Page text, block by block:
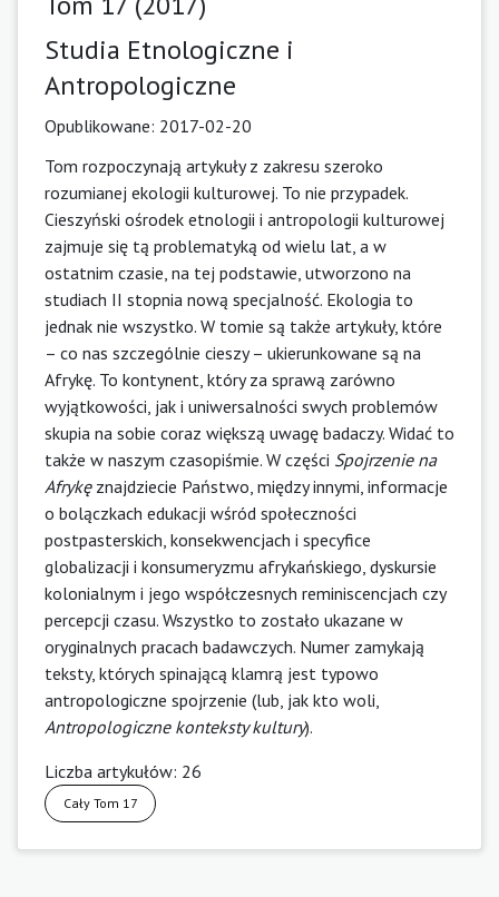
Studia Etnologiczne i
Antropologiczne
Opublikowane: 2017-02-20
Tom rozpoczynają artykuły z zakresu szeroko
rozumianej ekologii kulturowej. To nie przypadek.
Cieszyński ośrodek etnologii i antropologii kulturowej
zajmuje się tą problematyką od wielu lat, a w
ostatnim czasie, na tej podstawie, utworzono na
studiach II stopnia nową specjalność. Ekologia to
jednak nie wszystko. W tomie są także artykuły, które
– co nas szczególnie cieszy – ukierunkowane są na
Afrykę. To kontynent, który za sprawą zarówno
wyjątkowości, jak i uniwersalności swych problemów
skupia na sobie coraz większą uwagę badaczy. Widać to
także w naszym czasopiśmie. W części Spojrzenie na
Afrykę znajdziecie Państwo, między innymi, informacje
o bolączkach edukacji wśród społeczności
postpasterskich, konsekwencjach i specyfice
globalizacji i konsumeryzmu afrykańskiego, dyskursie
kolonialnym i jego współczesnych reminiscencjach czy
percepcji czasu. Wszystko to zostało ukazane w
oryginalnych pracach badawczych. Numer zamykają
teksty, których spinającą klamrą jest typowo
antropologiczne spojrzenie (lub, jak kto woli,
Antropologiczne konteksty kultury).
Liczba artykułów: 26
Cały Tom 17